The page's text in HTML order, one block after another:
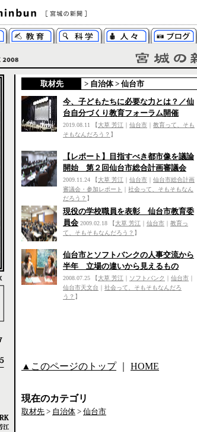
取材先 > 自治体> 仙台市
今、子どもたちに必要な力とは？／仙
台自分づくり教育フォーラム開催
2019.08.11 【大草 芳江 仙台市
教育って、そも
そもなんだろう？ 】
【レポート】目指すべき都市像を議論
開始 第２回仙台市総合計画審議会
2009.11.24 【大草 芳江 仙台市
仙台市総合計画
審議会・参加レポート
社会って、そもそもなん
だろう？ 】
現役の学校職員を表彰 仙台市教育委
員会 2009.02.18 【大草 芳江 仙台市
教育っ
て、そもそもなんだろう？ 】
仙台市とソフトバンクの人事交流から
半年 立場の違いから見えるもの
2008.07.25 【大草 芳江 ソフトバンク 仙台市
仙台市天文台
社会って、そもそもなんだろ
う？ 】
▲このページのトップ｜ HOME
現在のカテゴリ
取材先 > 自治体 > 仙台市